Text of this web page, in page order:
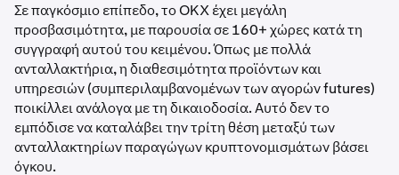
Σε παγκόσμιο επίπεδο, το OKX έχει μεγάλη
προσβασιμότητα, με παρουσία σε 160+ χώρες κατά τη
συγγραφή αυτού του κειμένου. Όπως με πολλά
ανταλλακτήρια, η διαθεσιμότητα προϊόντων και
υπηρεσιών (συμπεριλαμβανομένων των αγορών futures)
ποικίλλει ανάλογα με τη δικαιοδοσία. Αυτό δεν το
εμπόδισε να καταλάβει την τρίτη θέση μεταξύ των
ανταλλακτηρίων παραγώγων κρυπτονομισμάτων βάσει
όγκου.